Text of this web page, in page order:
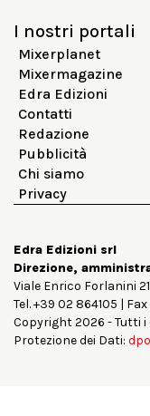
I nostri portali
Mixerplanet
Mixermagazine
Edra Edizioni
Contatti
Redazione
Pubblicità
Chi siamo
Privacy
Edra Edizioni srl
Direzione,
Viale Enrico Forlanini
Tel. +39 02 864105 |
Copyright 2026 - Tutti
Protezione dei Dati: